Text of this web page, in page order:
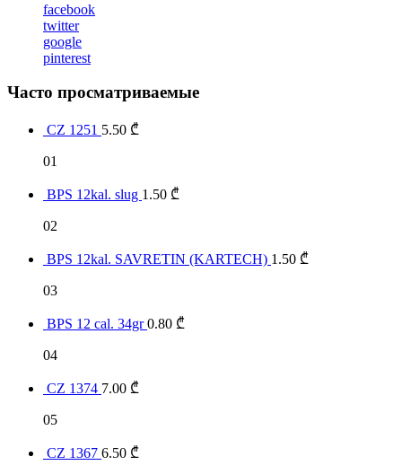
facebook
twitter
google
pinterest
Часто просматриваемые
CZ 1251 5.50 ₾
01
BPS 12kal. slug 1.50 ₾
02
BPS 12kal. SAVRETIN (KARTECH) 1.50 ₾
03
BPS 12 cal. 34gr0.80 ₾
04
CZ 1374 7.00 ₾
05
CZ 1367 6.50 ₾